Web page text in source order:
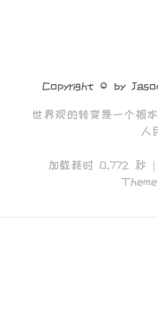
Copyright © by
世界观的转变是一个根
人
加载耗时 0.772